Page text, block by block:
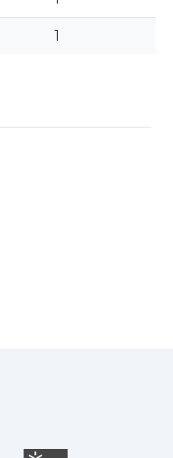
1
Fundação para a